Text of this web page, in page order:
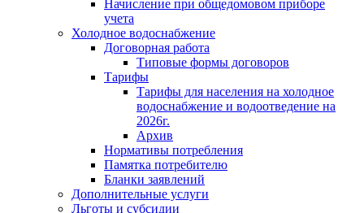
Начисление при общедомовом приборе
учета
Холодное водоснабжение
Договорная работа
Типовые формы договоров
Тарифы
Тарифы для населения на холодное
водоснабжение и водоотведение на
2026г.
Архив
Нормативы потребления
Памятка потребителю
Бланки заявлений
Дополнительные услуги
Льготы и субсидии